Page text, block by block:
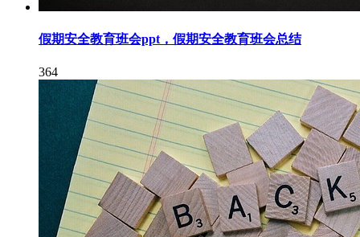
假期安全教育班会ppt，假期安全教育班会总结
364